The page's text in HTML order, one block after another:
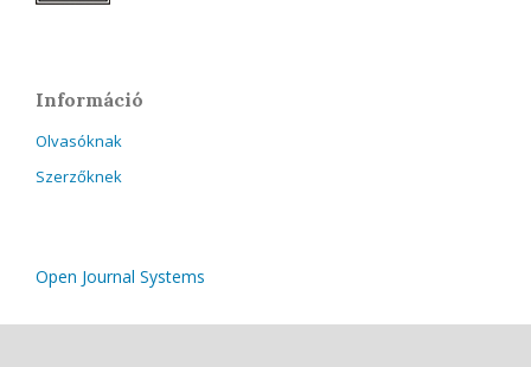
Információ
Olvasóknak
Szerzőknek
Open Journal Systems